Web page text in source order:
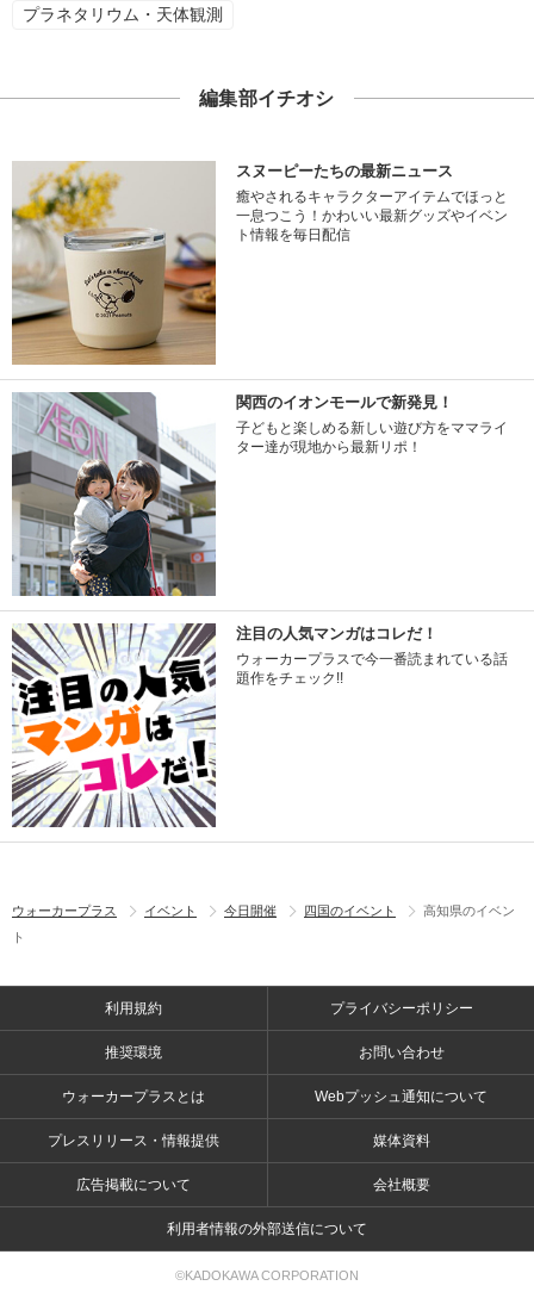
プラネタリウム・天体観測
編集部イチオシ
スヌーピーたちの最新ニュース
癒やされるキャラクターアイテムでほっと
一息つこう！かわいい最新グッズやイベン
ト情報を毎日配信
関西のイオンモールで新発見！
子どもと楽しめる新しい遊び方をママライ
ター達が現地から最新リポ！
注目の人気マンガはコレだ！
ウォーカープラスで今一番読まれている話
題作をチェック!!
ウォーカープラス イベント 今日開催 四国のイベント
高知県のイベン
ト
利用規約 プライバシーポリシー
推奨環境 お問い合わせ
ウォーカープラスとは Webプッシュ通知について
プレスリリース・情報提供 媒体資料
広告掲載について 会社概要
利用者情報の外部送信について
©KADOKAWA CORPORATION